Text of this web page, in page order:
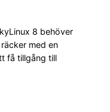
8 behöver
med en
få tillgång till